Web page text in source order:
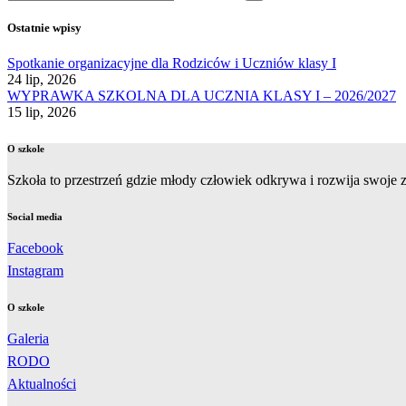
Ostatnie wpisy
Spotkanie organizacyjne dla Rodziców i Uczniów klasy I
24 lip, 2026
WYPRAWKA SZKOLNA DLA UCZNIA KLASY I – 2026/2027
15 lip, 2026
O szkole
Szkoła to przestrzeń gdzie młody człowiek odkrywa i rozwija swoje
Social media
Facebook
Instagram
O szkole
Galeria
RODO
Aktualności